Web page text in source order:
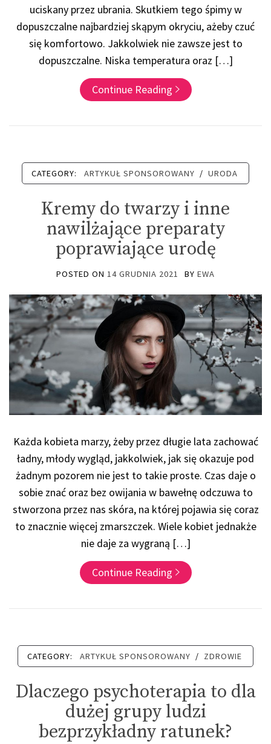
uciskany przez ubrania. Skutkiem tego śpimy w
dopuszczalne najbardziej skąpym okryciu, ażeby czuć
się komfortowo. Jakkolwiek nie zawsze jest to
dopuszczalne. Niska temperatura oraz […]
Continue Reading
CATEGORY: ARTYKUŁ SPONSOROWANY / URODA
Kremy do twarzy i inne
nawilżające preparaty
poprawiające urodę
POSTED ON 14 GRUDNIA 2021 BY EWA
Każda kobieta marzy, żeby przez długie lata zachować
ładny, młody wygląd, jakkolwiek, jak się okazuje pod
żadnym pozorem nie jest to takie proste. Czas daje o
sobie znać oraz bez owijania w bawełnę odczuwa to
stworzona przez nas skóra, na której pojawia się coraz
to znacznie więcej zmarszczek. Wiele kobiet jednakże
nie daje za wygraną […]
Continue Reading
CATEGORY: ARTYKUŁ SPONSOROWANY / ZDROWIE
Dlaczego psychoterapia to dla
dużej grupy ludzi
bezprzykładny ratunek?